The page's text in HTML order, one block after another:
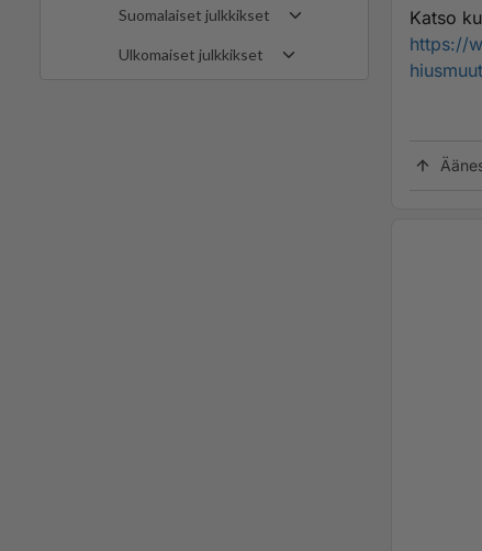
Suomalaiset julkkikset
Ulkomaiset julkkikset
Katso
https://